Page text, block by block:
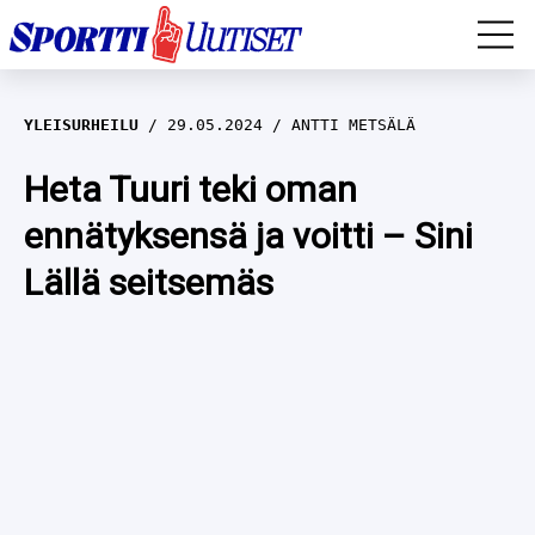
EM-YLEISURHEILU
JÄÄKIEKKO
YLEISURHEILU
WILMA HELTELÄ
TALVILAJIT
YLEISURHEILU 29.05.2024 ANTTI METSÄLÄ
Heta Tuuri teki oman
ennätyksensä ja voitti – Sini
Lällä seitsemäs